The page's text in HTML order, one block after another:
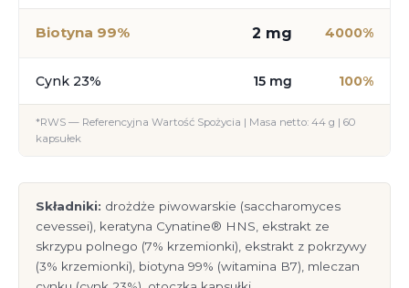
Biotyna 99% 2 mg 4000%
Cynk 23% 15 mg 100%
*RWS — Referencyjna Wartość Spożycia | Masa netto: 44 g | 60
kapsułek
Składniki: drożdże piwowarskie (saccharomyces
cevessei), keratyna Cynatine® HNS, ekstrakt ze
skrzypu polnego (7% krzemionki), ekstrakt z pokrzywy
(3% krzemionki), biotyna 99% (witamina B7), mleczan